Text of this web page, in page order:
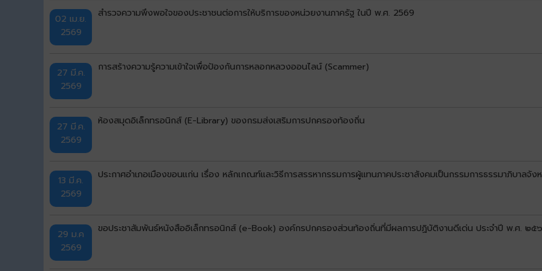
02 เม.ย.
2569
สำรวจความพึงพอใจของประชาชนต่อการให้บริการของหน่วยงานภาครัฐ ในปี พ.ศ. 2569
27 มี.ค.
2569
การสร้างความรู้ความเข้าใจเพื่อป้องกันการหลอกหลวงออนไลน์ (Scammer)
27 มี.ค.
2569
ห้องสมุดอิเล็กทรอนิกส์ (E-Library) ของกรมส่งเสริมการปกครองท้องถิ่น
13 มี.ค.
2569
ประกาศอำเภอเมืองขอนแก่น เรื่อง หลักเกณฑ์และวิธีการสรรหากรรมการผู้แทนภาคประชาสังคมเป็นกรรมการธรรมาภิบาลจัง
29 ม.ค
2569
ขอประชาสัมพันธ์หนังสืออิเล็กทรอนิกส์ (e-Book) องค์กรปกครองส่วนท้องถิ่นที่มีผลการปฏิบัติงานดีเด่น ประจำปี พ.ศ. ๒๕